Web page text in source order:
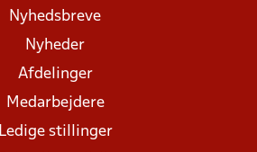
Nyhedsbreve
Nyheder
Afdelinger
Medarbejdere
Ledige stillinger